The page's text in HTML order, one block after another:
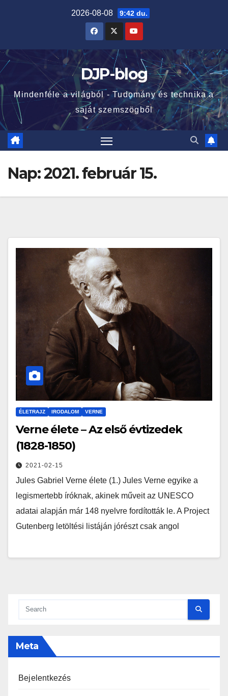
2026-08-08 9:42 du.
DJP-blog
Mindenféle a világból - Tudomány és technika a
saját szemszögből
Nap:2021. február 15.
ÉLETRAJZ IRODALOM VERNE
Verne élete – Az első évtizedek
(1828-1850)
2021-02-15
Jules Gabriel Verne élete (1.) Jules Verne egyike a
legismertebb íróknak, akinek műveit az UNESCO
adatai alapján már 148 nyelvre fordították le. A Project
Gutenberg letöltési listáján jórészt csak angol
Meta
Bejelentkezés